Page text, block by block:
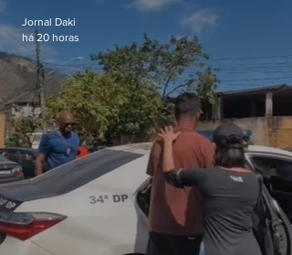
Jornal Daki
há 20 horas